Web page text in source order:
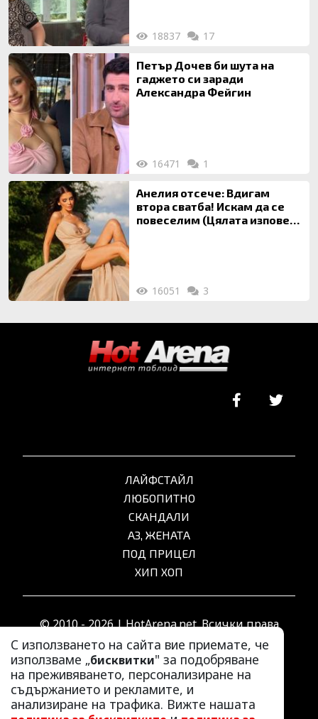
18837 17
Петър Дочев би шута на
гаджето си заради
Александра Фейгин
16471 1
Анелия отсече: Вдигам
втора сватба! Искам да се
повеселим (Цялата изповед
16051 3
С използването на сайта вие приемате, че
използваме „бисквитки" за подобряване
на преживяването, персонализиране на
съдържанието и рекламите, и
анализиране на трафика. Вижте нашата
ЛАЙФСТАЙЛ
ЛЮБОПИТНО
СКАНДАЛИ
АЗ, ЖЕНАТА
ПОД ПРИЦЕЛ
ХИП ХОП
© 2010 - 2026 | HotArena.net. Всички права
запазени.
РЕКЛАМА
КОНТАКТИ